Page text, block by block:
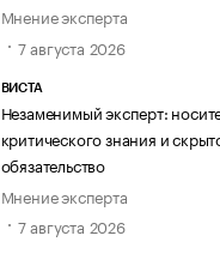
Мнение эксперта
7 августа 2026
ВИСТА
Незаменимый эксперт:
критического знания и
обязательство
Мнение эксперта
7 августа 2026